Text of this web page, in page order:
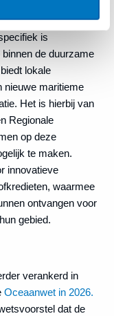
Financieel Kader
het nieuwe
is
de duurzame
lokale
nieuwe maritieme
Het is hierbij van
Regionale
op deze
te maken.
innovatieve
waarmee
ontvangen voor
gebied.
verankerd in
Oceaanwet in 2026.
dat de